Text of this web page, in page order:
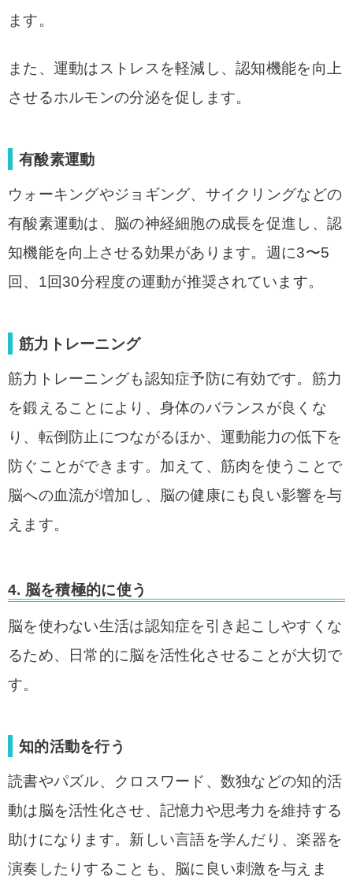
ます。
また、運動はストレスを軽減し、認知機能を向上
させるホルモンの分泌を促します。
有酸素運動
ウォーキングやジョギング、サイクリングなどの
有酸素運動は、脳の神経細胞の成長を促進し、認
知機能を向上させる効果があります。週に3〜5
回、1回30分程度の運動が推奨されています。
筋力トレーニング
筋力トレーニングも認知症予防に有効です。筋力
を鍛えることにより、身体のバランスが良くな
り、転倒防止につながるほか、運動能力の低下を
防ぐことができます。加えて、筋肉を使うことで
脳への血流が増加し、脳の健康にも良い影響を与
えます。
4. 脳を積極的に使う
脳を使わない生活は認知症を引き起こしやすくな
るため、日常的に脳を活性化させることが大切で
す。
知的活動を行う
読書やパズル、クロスワード、数独などの知的活
動は脳を活性化させ、記憶力や思考力を維持する
助けになります。新しい言語を学んだり、楽器を
演奏したりすることも、脳に良い刺激を与えま